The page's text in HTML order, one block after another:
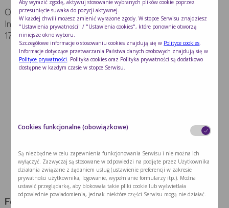
Opłata za połaczenie zgodna z taryfą operatora.
Infolinia czynna od poniedziałku do piątku w godz. 9.00 -
17.00
Formularz kontaktowy
Aby wyrazić zgodę, aktywuj stosowanie wybranych plików cookie poprzez
przesunięcie suwaka do pozycji aktywnej.
W każdej chwili możesz zmienić wyrażone zgody. W stopce Serwisu znajdziesz
"Ustawienia prywatności" / "Ustawienia cookies", które ponownie otworzą
niniejsze okno wyboru.
Szczegółowe informacje o stosowaniu cookies znajdują się w Polityce cookies
Informacje dotyczące przetwarzania Państwa danych osobowych znajdują się w
Polityce prywatności . Polityka cookies oraz Polityka prywatności są dodatkowo
dostępne w każdym czasie w stopce Serwisu.
Cookies funkcjonalne (obowiązkowe)
Są niezbędne w celu zapewnienia funkcjonowania Serwisu i nie można ich
wyłączyć. Zazwyczaj są stosowane w odpowiedzi na podjęte przez Użytkownika
działania związane z żądaniem usług (ustawienie preferencji w zakresie
prywatności użytkownika, logowanie, wypełnianie formularzy itp.). Można
ustawić przeglądarkę, aby blokowała takie pliki cookie lub wyświetlała
odpowiednie powiadomienia, jednak niektóre części Serwisu mogą nie działać.